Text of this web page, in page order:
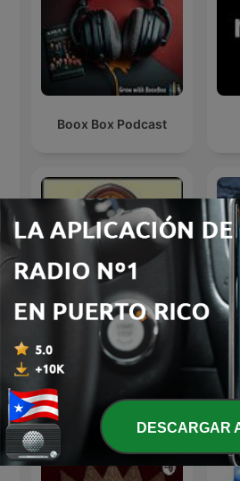
Boox Box Podcast
Old Time Radio Theater
Más podcasts
DESCARGAR